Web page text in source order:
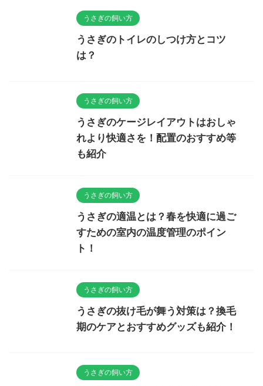
うさぎの飼い方
うさぎのトイレのしつけ方とコツ
は？
うさぎの飼い方
うさぎのケージレイアウトはおしゃ
れより快適さを！配置のおすすめ等
も紹介
うさぎの飼い方
うさぎの適温とは？春を快適に過ご
すための室内の温度管理のポイン
ト！
うさぎの飼い方
うさぎの抜け毛が舞う対策は？換毛
期のケアとおすすめグッズも紹介！
うさぎの飼い方